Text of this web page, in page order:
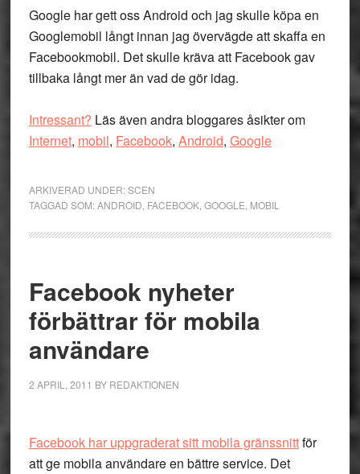
Google har gett oss Android och jag skulle köpa en
Googlemobil långt innan jag övervägde att skaffa en
Facebookmobil. Det skulle kräva att Facebook gav
tillbaka långt mer än vad de gör idag.
Intressant? Läs även andra bloggares åsikter om
Internet, mobil, Facebook, Android, Google
ARKIVERAD UNDER:SCEN
TAGGAD SOM:ANDROID FACEBOOK, GOOGLE MOBIL
Facebook nyheter
förbättrar för mobila
användare
2 APRIL, 2011 BY REDAKTIONEN
Facebook har uppgraderat sitt mobila gränssnittför
att ge mobila användare en bättre service. Det